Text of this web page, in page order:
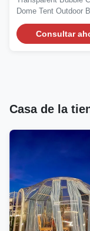
Impermeable
Compacta
Dome Tent Outdoor
Tent We are writing...
Consultar
Casa de la